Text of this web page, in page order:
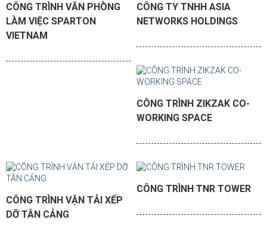
CÔNG TRÌNH VĂN PHÒNG
LÀM VIỆC SPARTON
VIETNAM
CÔNG TY TNHH ASIA
NETWORKS HOLDINGS
CÔNG TRÌNH ZIKZAK CO-
WORKING SPACE
CÔNG TRÌNH VẬN TẢI XẾP
DỠ TÂN CẢNG
CÔNG TRÌNH TNR TOWER